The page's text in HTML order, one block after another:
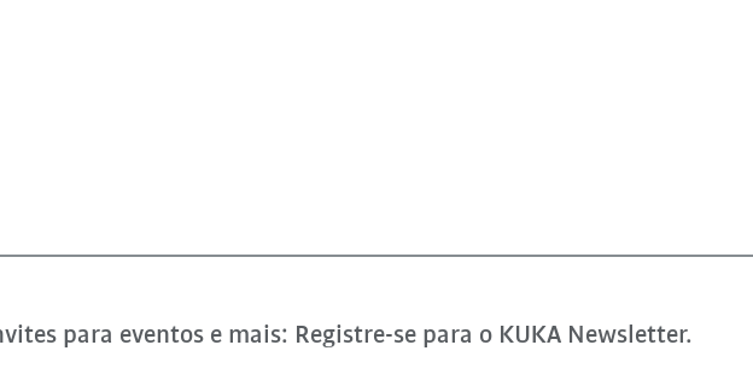
para eventos e mais: Registre-se para o KUKA Newsletter.